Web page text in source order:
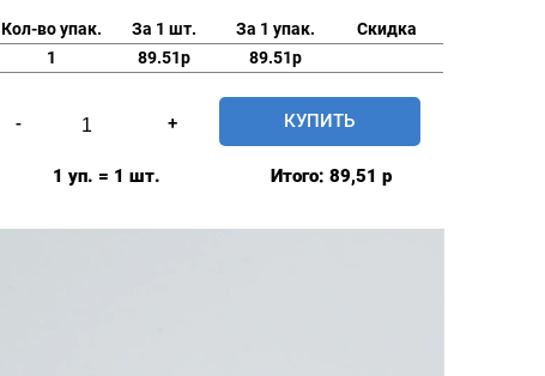
Кол-во упак. За 1 шт. За 1 упак.
Скидка
1
89.51р 89.51р
-
товара
Хольнитены
с
+ КУПИТЬ
1 уп. = 1 шт. Итого: 89,51 р